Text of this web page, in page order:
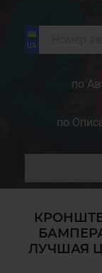
по
по
ЛУЧШАЯ